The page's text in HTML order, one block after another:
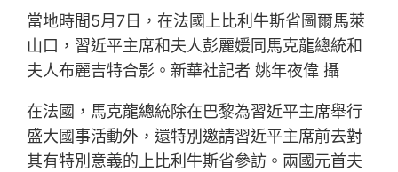
當地時間5月7日，在法國上比利牛斯省圖爾馬萊
山口，習近平主席和夫人彭麗媛同馬克龍總統和
夫人布麗吉特合影。新華社記者 姚年夜偉 攝
在法國，馬克龍總統除在巴黎為習近平主席舉行
盛大國事活動外，還特別邀請習近平主席前去對
其有特別意義的上比利牛斯省參訪。兩國元首夫